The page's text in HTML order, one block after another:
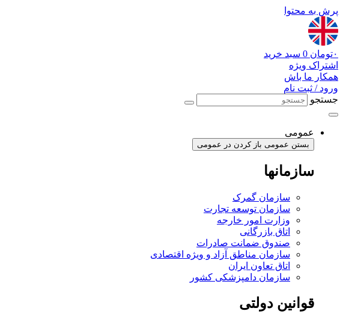
پرش به محتوا
۰تومان 0 سبد خرید
اشتراک ویژه
همکار ما باش
ورود / ثبت نام
جستجو
عمومی
بستن عمومی باز کردن در عمومی
سازمانها
سازمان گمرک
سازمان توسعه تجارت
وزارت امور خارجه
اتاق بازرگانی
صندوق ضمانت صادرات
سازمان مناطق آزاد و ویژه اقتصادی
اتاق تعاون ایران
سازمان دامپزشکی کشور
قوانین دولتی